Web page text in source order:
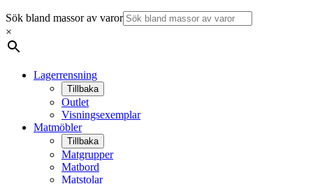
Sök bland massor av varor
×
Lagerrensning
Tillbaka
Outlet
Visningsexemplar
Matmöbler
Tillbaka
Matgrupper
Matbord
Matstolar